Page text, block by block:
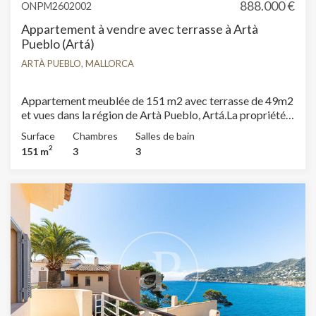
ONPM2602002
888.000 €
Appartement à vendre avec terrasse à Artà
Pueblo (Artá)
ARTÀ PUEBLO, MALLORCA
Appartement meublée de 151 m2 avec terrasse de 49m2
et vues dans la région de Artà Pueblo, Artá.La propriété
climatisation, armoires intégrées, buanderie, balcon,
jardin et chauffage.
Surface
151 m2
Chambres
3
Salles de bain
3